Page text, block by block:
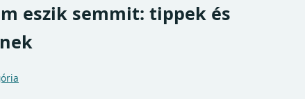
eszik semmit: tippek és